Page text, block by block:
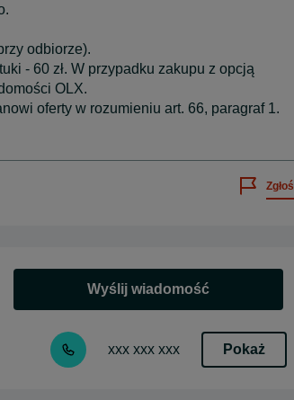
odbiorze).
- 60 zł. W przypadku zakupu z opcją
OLX.
oferty w rozumieniu art. 66, paragraf 1.
Zgłoś
Wyślij wiadomość
xxx xxx xxx Pokaż